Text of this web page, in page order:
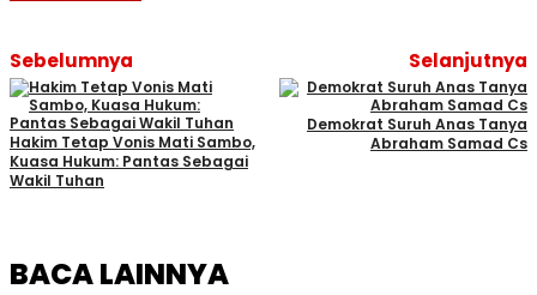
Sebelumnya
Hakim Tetap Vonis Mati Sambo,
Kuasa Hukum: Pantas Sebagai
Wakil Tuhan
Selanjutnya
Demokrat Suruh Anas Tanya
Abraham Samad Cs
BACA LAINNYA